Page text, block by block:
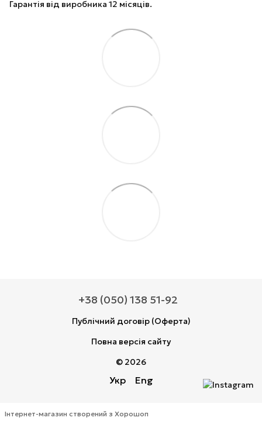
Гарантія від виробника 12 місяців.
+38 (050) 138 51-92
Публічний договір (Оферта)
Повна версія сайту
© 2026
Укр Eng
Інтернет-магазин створений з Хорошоп